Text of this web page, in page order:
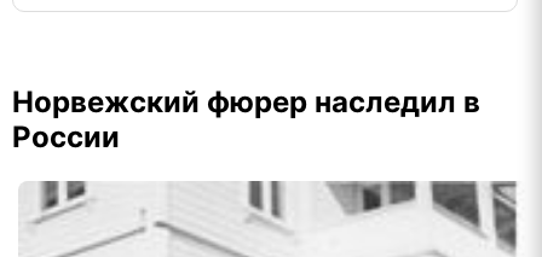
Норвежский фюрер наследил в
России